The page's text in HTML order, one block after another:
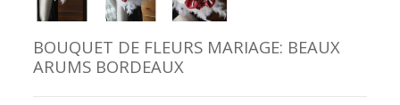
BOUQUET DE FLEURS MARIAGE: BEAUX
ARUMS BORDEAUX